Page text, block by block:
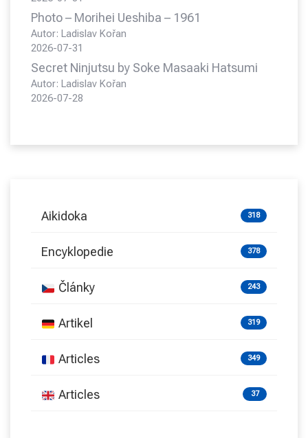
Photo – Morihei Ueshiba – 1961
Autor: Ladislav Kořan
2026-07-31
Secret Ninjutsu by Soke Masaaki Hatsumi
Autor: Ladislav Kořan
2026-07-28
Aikidoka 318
Encyklopedie 378
Články 243
Artikel 319
Articles 349
Articles 37